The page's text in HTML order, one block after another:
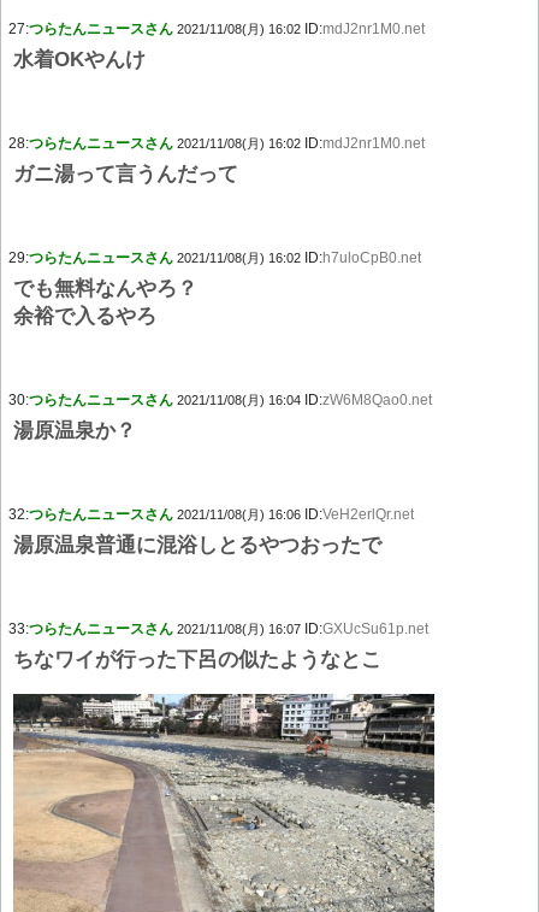
27:つらたんニュースさん 2021/11/08(月) 16:02 ID:mdJ2nr1M0.net
水着OKやんけ
28:つらたんニュースさん 2021/11/08(月) 16:02 ID:mdJ2nr1M0.net
ガニ湯って言うんだって
29:つらたんニュースさん 2021/11/08(月) 16:02 ID:h7uloCpB0.net
でも無料なんやろ？
余裕で入るやろ
30:つらたんニュースさん 2021/11/08(月) 16:04 ID:zW6M8Qao0.net
湯原温泉か？
32:つらたんニュースさん 2021/11/08(月) 16:06 ID:VeH2erlQr.net
湯原温泉普通に混浴しとるやつおったで
33:つらたんニュースさん 2021/11/08(月) 16:07 ID:GXUcSu61p.net
ちなワイが行った下呂の似たようなとこ